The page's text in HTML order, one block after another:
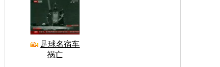
足球名宿车
祸亡